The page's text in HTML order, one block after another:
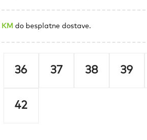
KM do besplatne dostave.
36 37 38 39
42